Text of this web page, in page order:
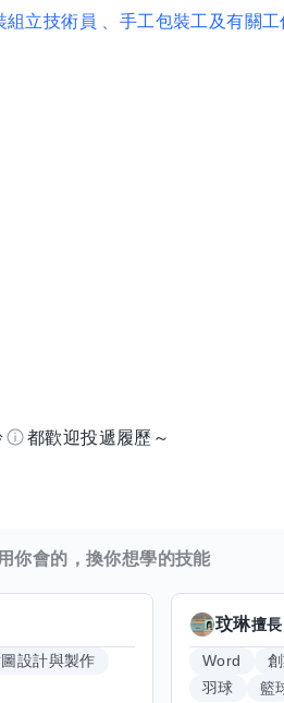
組立技術員 、手工包裝工及有關
都歡迎投遞履歷～
用你會的，換你想學的技能
設計與製作
玟琳擅長
Word
羽球
籃